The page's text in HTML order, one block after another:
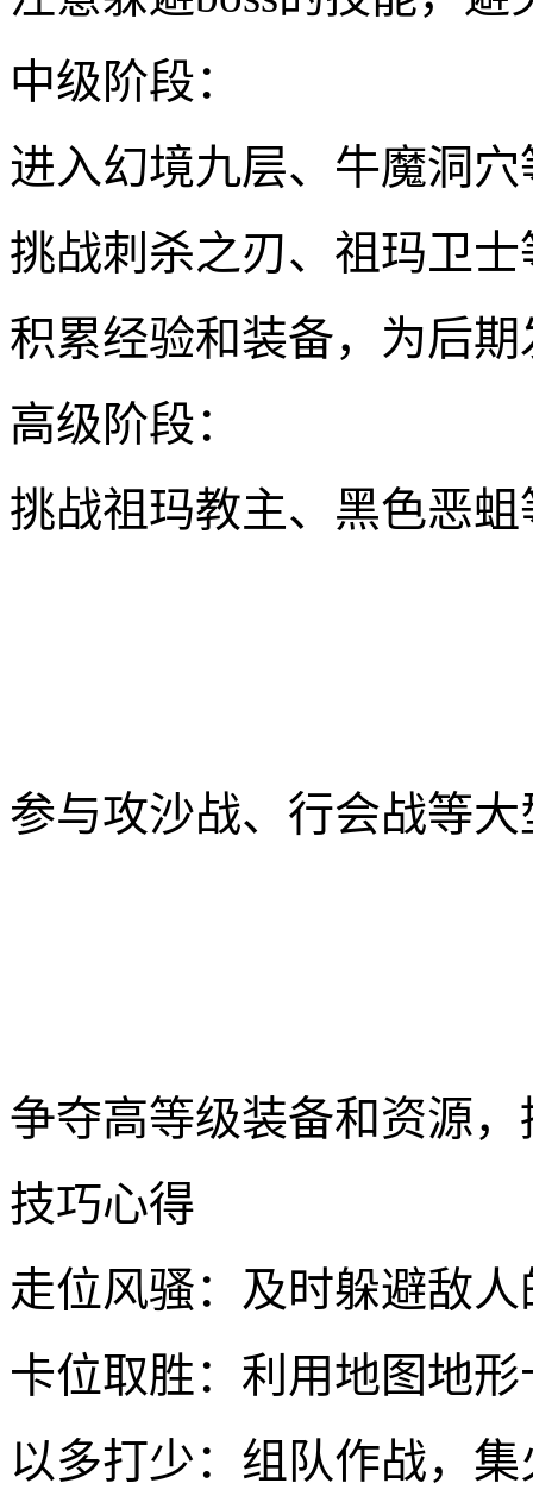
中级阶段：
进入幻境九层、牛魔洞
挑战刺杀之刃、祖玛卫
积累经验和装备，为后
高级阶段：
挑战祖玛教主、黑色恶蛆
参与攻沙战、行会战等大
争夺高等级装备和资源
技巧心得
走位风骚：及时躲避敌
卡位取胜：利用地图地
以多打少：组队作战，